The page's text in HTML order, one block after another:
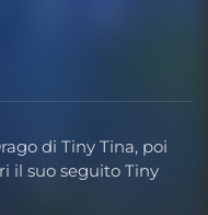
di Tiny Tina, poi
il suo seguito Tiny